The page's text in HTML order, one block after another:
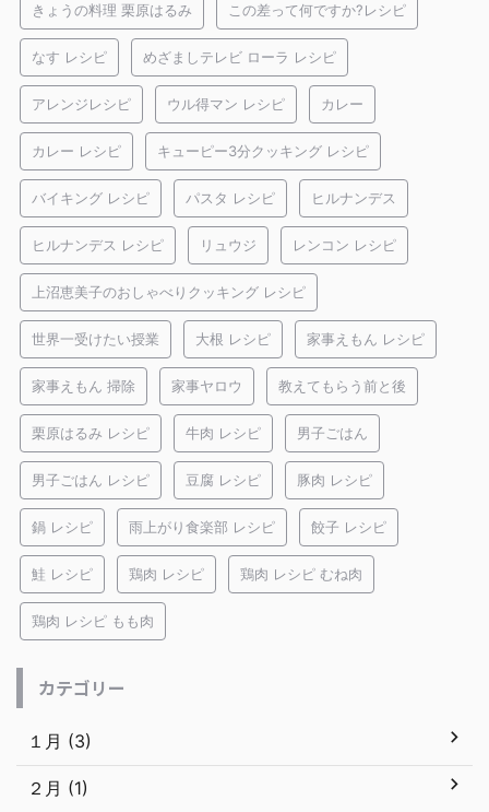
きょうの料理 栗原はるみ この差って何ですか?レシピ
なす レシピ めざましテレビ ローラ レシピ
アレンジレシピ ウル得マン レシピ カレー
カレー レシピ キューピー3分クッキング レシピ
バイキング レシピ パスタ レシピ ヒルナンデス
ヒルナンデス レシピ リュウジ レンコン レシピ
上沼恵美子のおしゃべりクッキング レシピ
世界一受けたい授業 大根 レシピ 家事えもん レシピ
家事えもん 掃除 家事ヤロウ 教えてもらう前と後
栗原はるみ レシピ 牛肉 レシピ 男子ごはん
男子ごはん レシピ 豆腐 レシピ 豚肉 レシピ
鍋 レシピ 雨上がり食楽部 レシピ 餃子 レシピ
鮭 レシピ 鶏肉 レシピ 鶏肉 レシピ むね肉
鶏肉 レシピ もも肉
カテゴリー
１月 (3)
２月 (1)